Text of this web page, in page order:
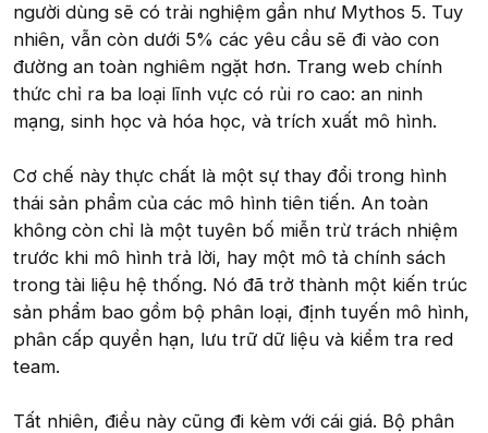
người dùng sẽ có trải nghiệm gần như Mythos 5. Tuy
nhiên, vẫn còn dưới 5% các yêu cầu sẽ đi vào con
đường an toàn nghiêm ngặt hơn. Trang web chính
thức chỉ ra ba loại lĩnh vực có rủi ro cao: an ninh
mạng, sinh học và hóa học, và trích xuất mô hình.
Cơ chế này thực chất là một sự thay đổi trong hình
thái sản phẩm của các mô hình tiên tiến. An toàn
không còn chỉ là một tuyên bố miễn trừ trách nhiệm
trước khi mô hình trả lời, hay một mô tả chính sách
trong tài liệu hệ thống. Nó đã trở thành một kiến trúc
sản phẩm bao gồm bộ phân loại, định tuyến mô hình,
phân cấp quyền hạn, lưu trữ dữ liệu và kiểm tra red
team.
Tất nhiên, điều này cũng đi kèm với cái giá. Bộ phân